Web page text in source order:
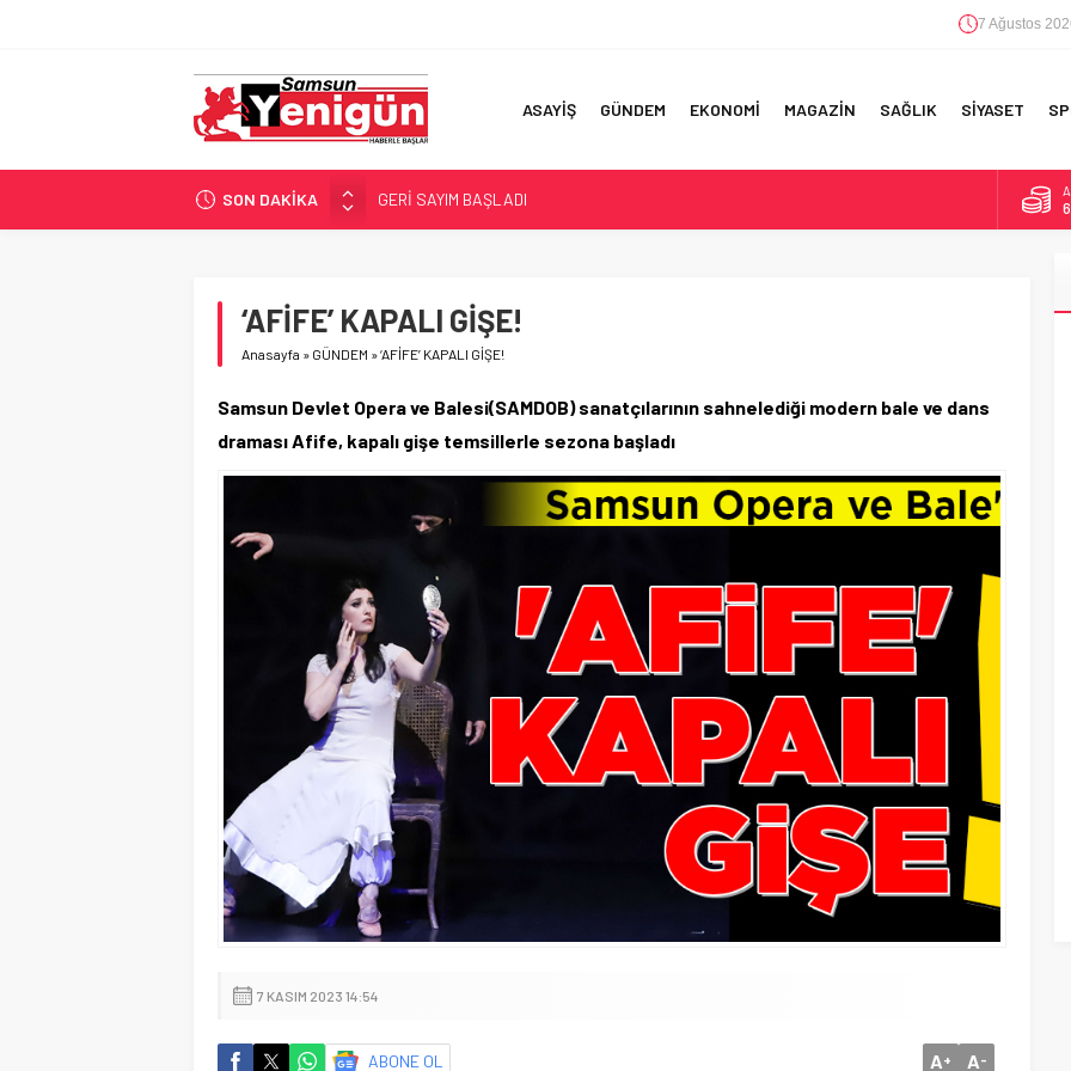
7 Ağustos
ASAYİŞ GÜNDEM EKONOMİ MAGAZİN SAĞLIK SİYASET
SON DAKİKA
GERİ SAYIM BAŞLADI
SAMSUNSPOR’DA HEDEF 5’İNCİLİK!
İŞTE FINDIK FİYATI!
YÖNETİCİ SEÇERKEN YAPILAN EN BÜYÜK HATALAR
‘AFİFE’ KAPALI GİŞE!
Anasayfa » GÜNDEM »‘AFİFE’ KAPALI GİŞE!
Samsun Devlet Opera ve Balesi(SAMDOB) sanatçılarının sahnelediği modern bale ve dans
draması Afife, kapalı gişe temsillerle sezona başladı
7 KASIM 2023 14:54
ABONE OL A+ A-